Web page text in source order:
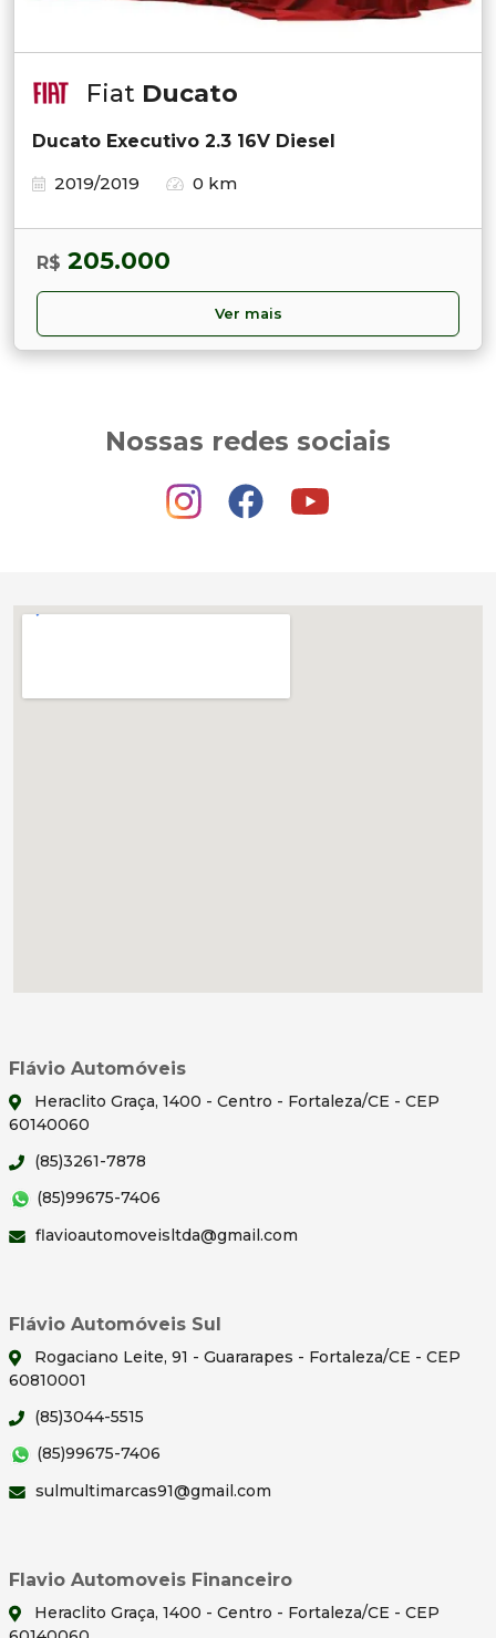
Fiat Ducato
Ducato Executivo 2.3 16V Diesel
2019/2019
0 km
R$ 205.000
Ver mais
Nossas redes sociais
Flávio Automóveis
Heraclito Graça, 1400 - Centro - Fortaleza/CE - CEP
60140060
(85)3261-7878
(85)99675-7406
flavioautomoveisltda@gmail.com
Flávio Automóveis Sul
Rogaciano Leite, 91 - Guararapes - Fortaleza/CE - CEP
60810001
(85)3044-5515
(85)99675-7406
sulmultimarcas91@gmail.com
Flavio Automoveis Financeiro
Heraclito Graça, 1400 - Centro - Fortaleza/CE - CEP